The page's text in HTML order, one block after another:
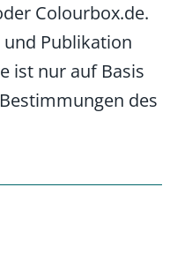
Colourbox.de.
Publikation
ist nur auf Basis
des